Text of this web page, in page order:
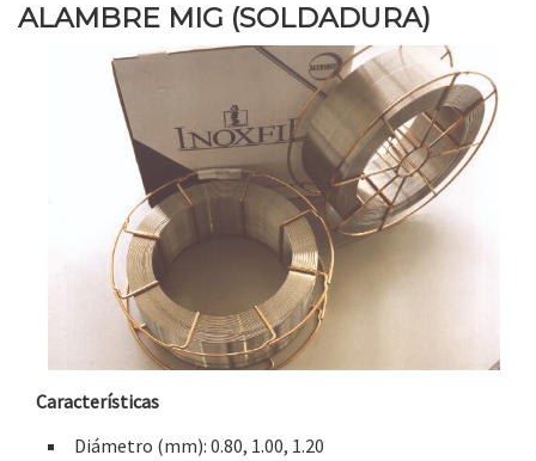
ALAMBRE MIG (SOLDADURA)
Características
Diámetro (mm): 0.80, 1.00, 1.20